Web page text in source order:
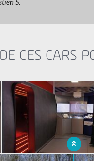
S.
CES CARS